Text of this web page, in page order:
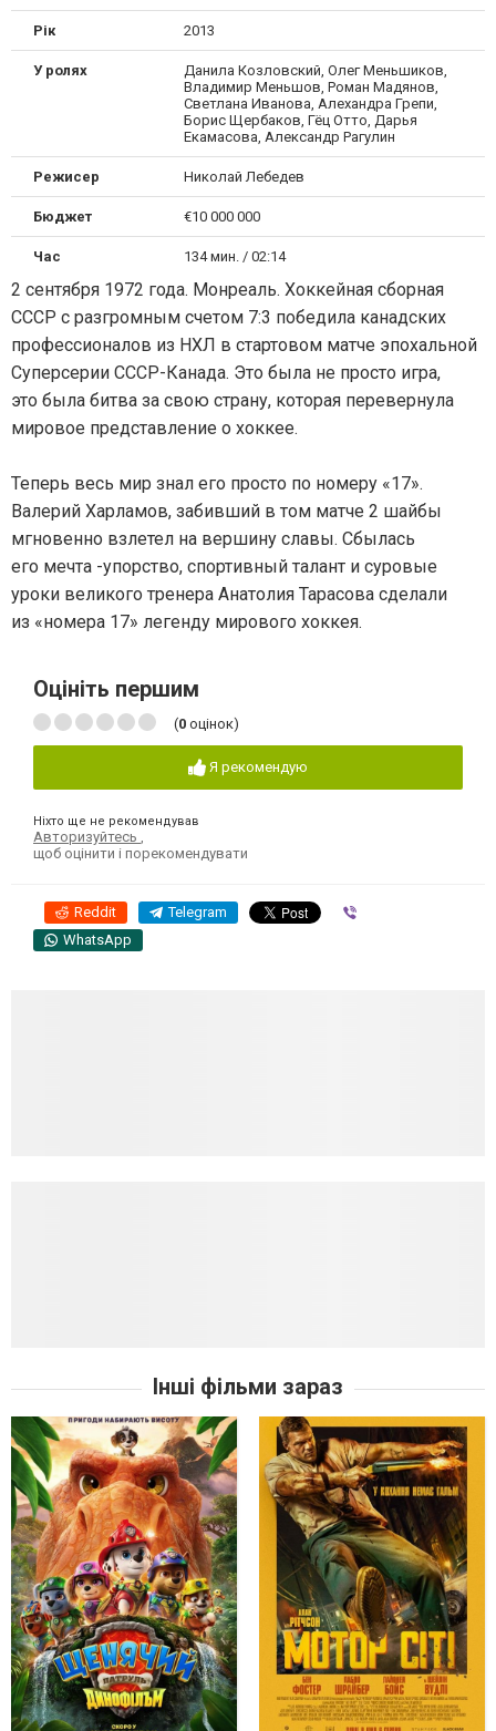
Рік 2013
У ролях
Данила Козловский, Олег Меньшиков,
Владимир Меньшов, Роман Мадянов,
Светлана Иванова, Алехандра Грепи,
Борис Щербаков, Гёц Отто, Дарья
Екамасова, Александр Рагулин
Режисер Николай Лебедев
Бюджет €10 000 000
Час 134 мин. / 02:14
2 сентября 1972 года. Монреаль. Хоккейная сборная
СССР с разгромным счетом 7:3 победила канадских
профессионалов из НХЛ в стартовом матче эпохальной
Суперсерии СССР-Канада. Это была не просто игра,
это была битва за свою страну, которая перевернула
мировое представление о хоккее.
Теперь весь мир знал его просто по номеру «17».
Валерий Харламов, забивший в том матче 2 шайбы
мгновенно взлетел на вершину славы. Сбылась
его мечта -упорство, спортивный талант и суровые
уроки великого тренера Анатолия Тарасова сделали
из «номера 17» легенду мирового хоккея.
Оцініть першим
(0 оцінок)
Я рекомендую
Ніхто ще не рекомендував
Авторизуйтесь ,
щоб оцінити і порекомендувати
Reddit Telegram
WhatsApp
Інші фільми зараз